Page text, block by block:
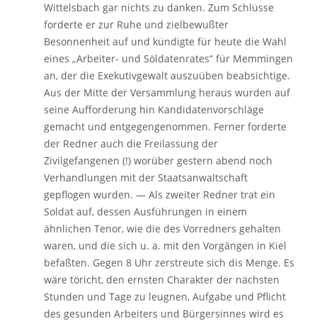
Wittelsbach gar nichts zu danken. Zum Schlüsse
forderte er zur Ruhe und zielbewußter
Besonnenheit auf und kündigte für heute die Wahl
eines „Arbeiter- und Söldatenrates“ für Memmingen
an, der die Exekutivgewalt auszuüben beabsichtige.
Aus der Mitte der Versammlung heraus wurden auf
seine Aufforderung hin Kandidatenvorschläge
gemacht und entgegengenommen. Ferner forderte
der Redner auch die Freilassung der
Zivilgefangenen (!) worüber gestern abend noch
Verhandlungen mit der Staatsanwaltschaft
gepflogen wurden. — Als zweiter Redner trat ein
Soldat auf, dessen Ausführungen in einem
ähnlichen Tenor, wie die des Vorredners gehalten
waren, und die sich u. a. mit den Vorgängen in Kiel
befaßten. Gegen 8 Uhr zerstreute sich dis Menge. Es
wäre töricht, den ernsten Charakter der nächsten
Stunden und Tage zu leugnen, Aufgabe und Pflicht
des gesunden Arbeiters und Bürgersinnes wird es